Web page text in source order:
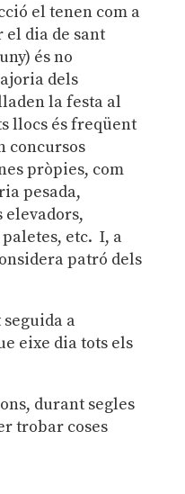
el tenen com a
el dia de sant
és no
dels
la festa al
llocs és freqüent
concursos
pròpies, com
pesada,
elevadors,
etc. I, a
patró dels
a
eixe dia tots els
durant segles
trobar coses